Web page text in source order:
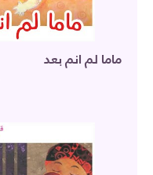
ماما لم انم بعد